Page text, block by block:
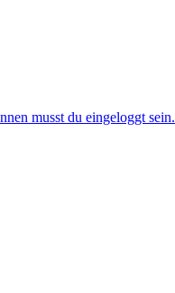
musst du eingeloggt sein.